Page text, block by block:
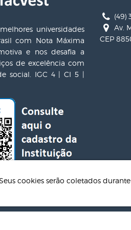
universidades
com Nota Máxima
e nos desafia a
de excelência com
social. IGC 4 | CI 5 |
(49)
Av.
CEP
cookies serão coletados